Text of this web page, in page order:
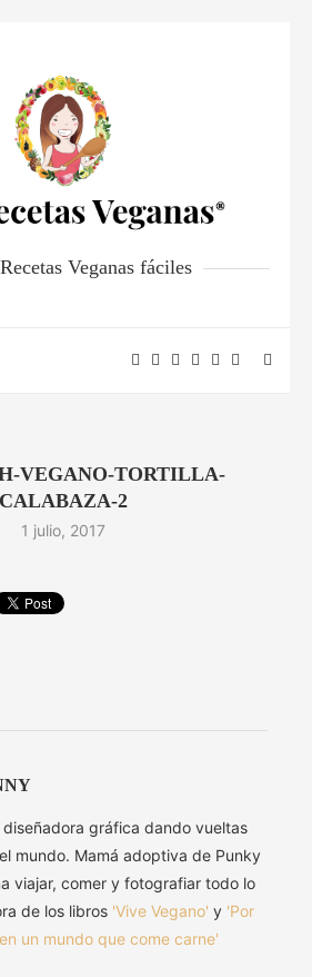
Veganas fáciles
VEGANO-TORTILLA-
CALABAZA-2
1 julio, 2017
diseñadora gráfica dando vueltas
mundo. Mamá adoptiva de Punky
viajar, comer y fotografiar todo lo
de los libros 'Vive Vegano' y 'Por
un mundo que come carne'